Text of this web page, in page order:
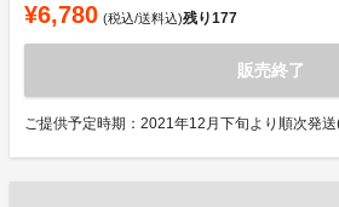
¥6,780 (税込/送料込)残り177
販売終了
ご提供予定時期：2021年12月下旬より順次発